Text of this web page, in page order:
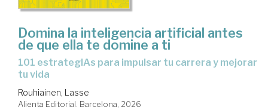
Domina la inteligencia artificial antes
de que ella te domine a ti
101 estrategIAs para impulsar tu carrera y mejorar
tu vida
Rouhiainen, Lasse
Alienta Editorial. Barcelona, 2026